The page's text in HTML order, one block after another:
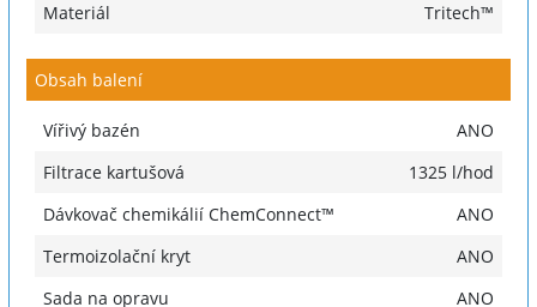
Materiál
Tritech™
Obsah balení
Vířivý bazén
ANO
Filtrace kartušová
1325 l/hod
Dávkovač chemikálií ChemConnect™
ANO
Termoizolační kryt
ANO
Sada na opravu
ANO